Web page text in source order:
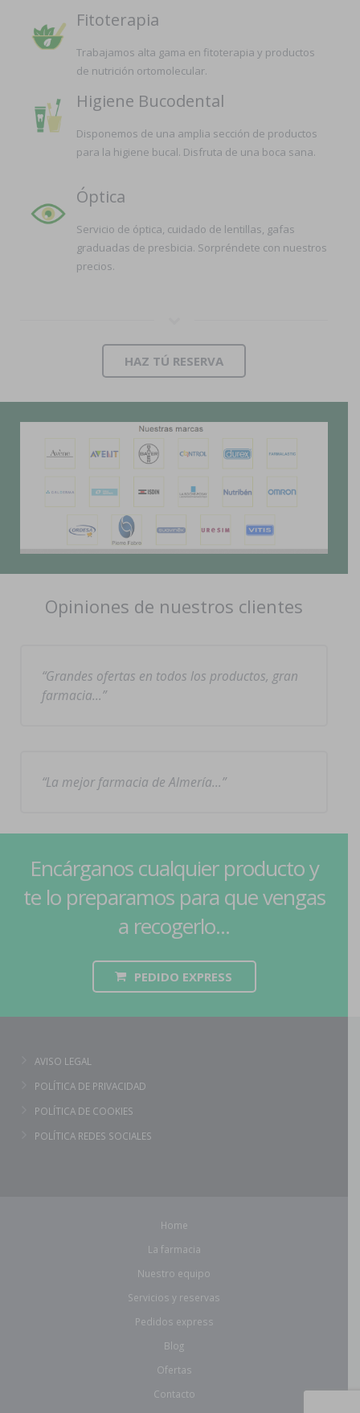
Fitoterapia
Trabajamos alta gama en fitoterapia y productos
de nutrición ortomolecular.
Higiene Bucodental
Disponemos de una amplia sección de productos
para la higiene bucal. Disfruta de una boca sana.
Óptica
Servicio de óptica, cuidado de lentillas, gafas
graduadas de presbicia. Sorpréndete con nuestros
precios.
HAZ TÚ RESERVA
Opiniones de nuestros clientes
Grandes ofertas en todos los productos, gran
farmacia…
La mejor farmacia de Almería…
Encárganos cualquier producto y
te lo preparamos para que vengas
a recogerlo...
PEDIDO EXPRESS
AVISO LEGAL
POLÍTICA DE PRIVACIDAD
POLÍTICA DE COOKIES
POLÍTICA REDES SOCIALES
Home
La farmacia
Nuestro equipo
Servicios y reservas
Pedidos express
Blog
Ofertas
Contacto